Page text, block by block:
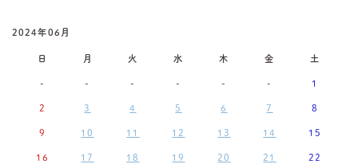
2024年06月
日 月 火 水 木 金 土
- - - - - - 1
2 3 4 5 6 7 8
9 10 11 12 13 14 15
16 17 18 19 20 21 22